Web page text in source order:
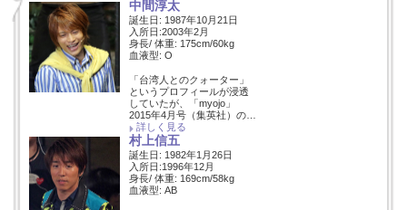
中間淳太
誕生日: 1987年10月21日
入所日:2003年2月
身長/ 体重: 175cm/60kg
血液型: O
「台湾人とのクォーター」
というプロフィールが浸透
していたが、「myojo」
2015年4月号（集英社）の…
詳しく見る
村上信五
誕生日: 1982年1月26日
入所日:1996年12月
身長/ 体重: 169cm/58kg
血液型: AB